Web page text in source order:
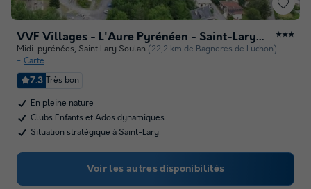
VVF Villages - L'Aure Pyrénéen - Saint-Lary-Soulan ★★★
Midi-pyrénées, Saint Lary Soulan (22,2 km de Bagneres de Luchon)
Carte
7.3 Très bon
En pleine nature
Clubs Enfants et Ados dynamiques
Situation stratégique à Saint-Lary
Voir les autres disponibilités